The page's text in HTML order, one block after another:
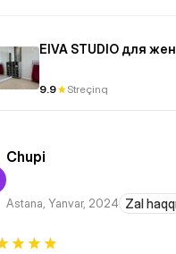
EIVA STUDIO для
9.9 Streçinq
Chupi
Astana, Yanvar, 2024 Zal